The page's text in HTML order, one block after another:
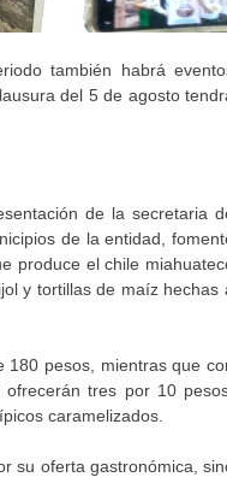
también habrá
del 5 de agosto
de la secretaria
de la entidad,
produce el chile
y tortillas de maíz hechas
180 pesos, mientras que
tres por 10
caramelizados.
su oferta gastronómica,